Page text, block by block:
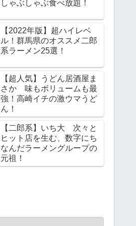
しゃぶしゃぶ食べ放題！
【2022年版】超ハイレベ
ル！群馬県のオススメ二郎
系ラーメン25選！
【超人気】うどん居酒屋ま
さか 味もボリュームも最
強！高崎イチの激ウマうど
ん！
【二郎系】いち大 次々と
ヒット店を生む、数字にち
なんだラーメングループの
元祖！